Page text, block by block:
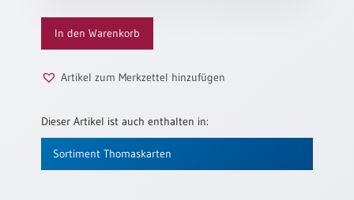
Neutral
Neuerscheinungen
Themen
In den Warenkorb
Artikel zum Merkzettel hinzufügen
Dieser Artikel ist auch enthalten in:
Sortiment Thomaskarten